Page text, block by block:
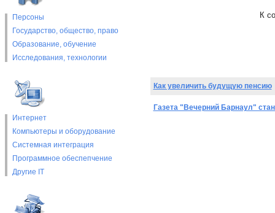
Персоны
Государство, общество, право
Образование, обучение
Исследования, технологии
Интернет
Компьютеры и оборудование
Системная интеграция
Программное обеспепчение
Другие IT
К
Как увеличить будущую пенсию
Газета "Вечерний Барнаул"